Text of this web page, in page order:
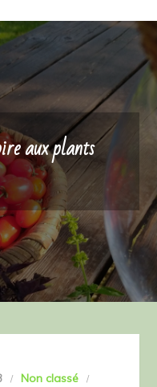
aux plants
Non classé